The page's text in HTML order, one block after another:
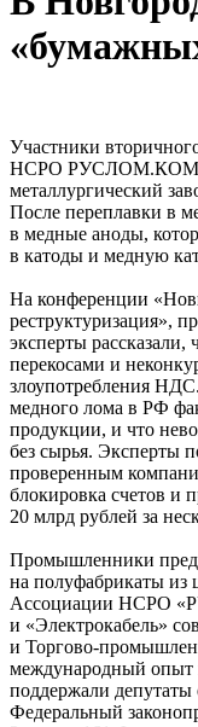
Участники
НСРО РУСЛОМ.КОМ
металлургический
После переплавки в
в медные аноды,
в катоды и медную
На конференции
реструктуризация»,
эксперты рассказали,
перекосами и
злоупотребления
медного лома в РФ
продукции, и что
без сырья. Эксперты
проверенным
блокировка счетов и
20 млрд рублей за
Промышленники
на полуфабрикаты из
Ассоциации НСРО
и «Электрокабель»
и Торгово-
международный опыт
поддержали
Федеральный